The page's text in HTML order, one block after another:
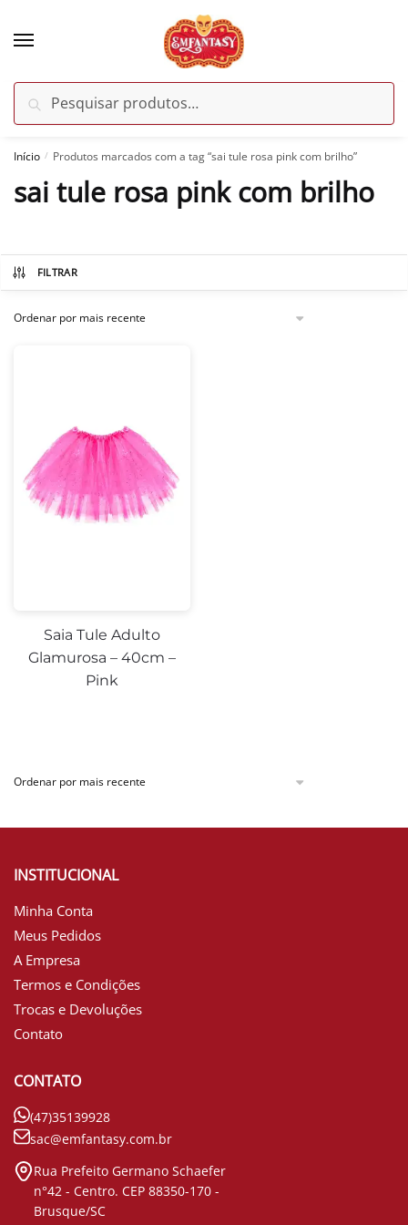
por:
Pesquisar
Início / Produtos marcados com a tag “sai tule rosa pink com brilho”
sai tule rosa pink com brilho
FILTRAR
Saia Tule Adulto
Glamurosa – 40cm –
Pink
INSTITUCIONAL
Minha Conta
Meus Pedidos
A Empresa
Termos e Condições
Trocas e Devoluções
Contato
CONTATO
(47)35139928
sac@emfantasy.com.br
Rua Prefeito Germano Schaefer
n°42 - Centro. CEP 88350-170 -
Brusque/SC